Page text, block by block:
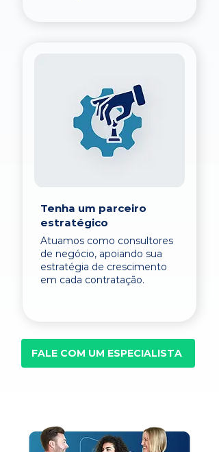
Tenha um parceiro
estratégico
Atuamos como consultores
de negócio, apoiando sua
estratégia de crescimento
em cada contratação.
FALE COM UM ESPECIALISTA